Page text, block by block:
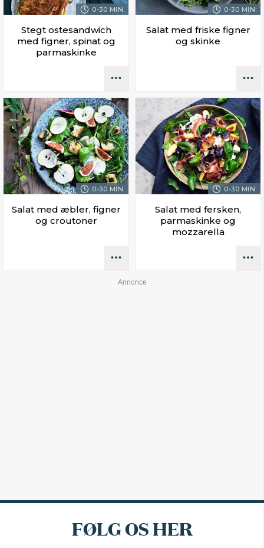
0-30 MIN.
Stegt ostesandwich
med figner, spinat og
parmaskinke
0-30 MIN.
Salat med friske figner
og skinke
0-30 MIN.
Salat med æbler, figner
og croutoner
0-30 MIN.
Salat med fersken,
parmaskinke og
mozzarella
FØLG OS HER